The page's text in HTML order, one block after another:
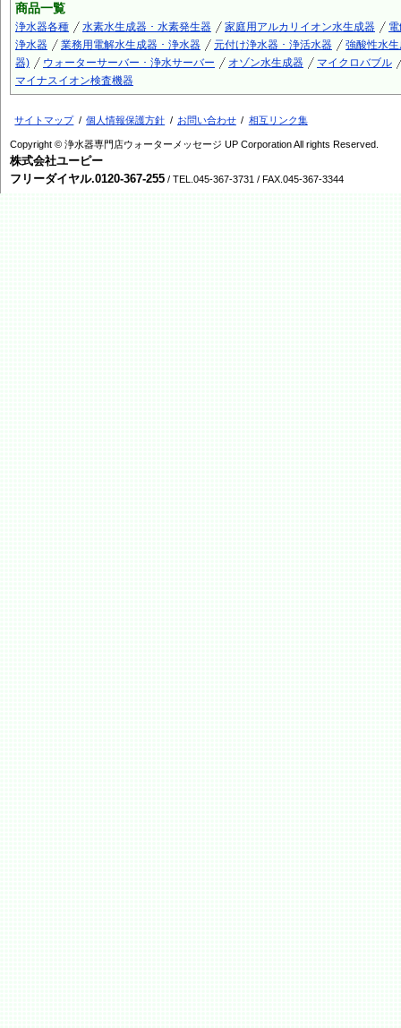
商品一覧
浄水器各種 水素水生成器 ･ 水素発生器 家庭用アルカリイオン水生成器
浄水器
業務用電解水生成器 ･ 浄水器 元付け浄水器 ･ 浄活水器
強酸性水
器)
ウォーターサーバー ･ 浄水サーバー オゾン水生成器
マイクロバブル
マイナスイオン検査機器
サイトマップ 個人情報保護方針 お問い合わせ 相互リンク集
Copyright © 浄水器専門店ウォーターメッセージ UP Corporation All rights Reserved.
株式会社ユーピー
フリーダイヤル.0120-367-255 / TEL.045-367-3731 / FAX.045-367-3344